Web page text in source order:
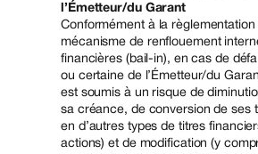
l’Émetteur/du Garant
Conformément à la règlementation
mécanisme de renflouement
financières (bail-in), en cas de
ou certaine de l’Émetteur/du
est soumis à un risque de
sa créance, de conversion de ses
en d’autres types de titres
actions) et de modification (y